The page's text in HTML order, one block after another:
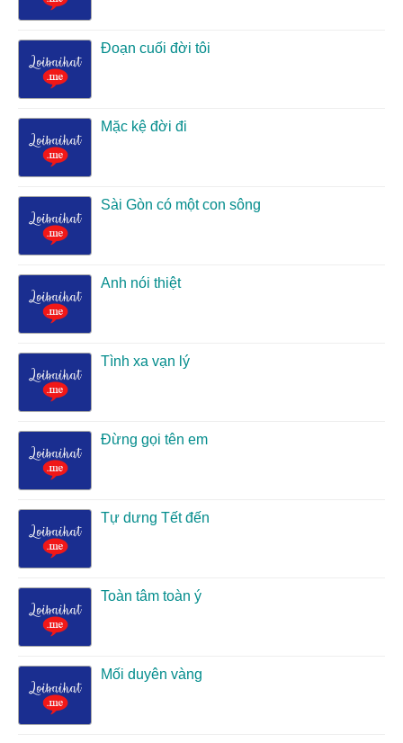
Đoạn cuối đời tôi
Mặc kệ đời đi
Sài Gòn có một con sông
Anh nói thiệt
Tình xa vạn lý
Đừng gọi tên em
Tự dưng Tết đến
Toàn tâm toàn ý
Mối duyên vàng